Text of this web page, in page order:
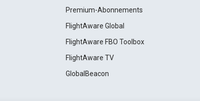
Premium-Abonnements
FlightAware Global
FlightAware FBO Toolbox
FlightAware TV
GlobalBeacon